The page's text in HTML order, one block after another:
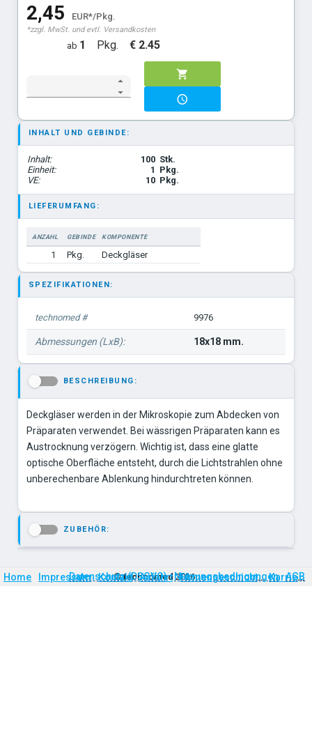
2,45 EUR*/Pkg.
*zzgl. MwSt. und evtl. Versandkosten
ab 1 Pkg. € 2.45
INHALT UND GEBINDE:
Inhalt: 100 Stk.
Einheit:
1 Pkg.
VE:
10 Pkg.
LIEFERUMFANG:
ANZAHL GEBINDE
KOMPONENTE
1
Pkg. Deckgläser
SPEZIFIKATIONEN:
technomed # 9976
Abmessungen (LxB): 18x18 mm.
BESCHREIBUNG:
Deckgläser werden in der Mikroskopie zum Abdecken von
Präparaten verwendet. Bei wässrigen Präparaten kann es
Austrocknung verzögern. Wichtig ist, dass eine glatte
optische Oberfläche entsteht, durch die Lichtstrahlen ohne
unberechenbare Ablenkung hindurchtreten können.
ZUBEHÖR:
Home Impressum Kontakt Anfahrt Firmengeschichte Karriere
©technomed 2026
Datenschutz (DSGVO) Nutzungsbedingungen AGB